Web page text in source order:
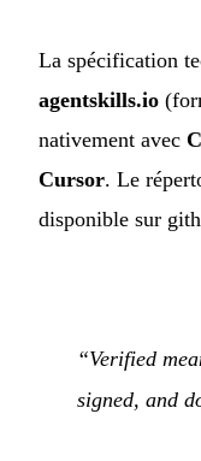
La spécification
agentskills.io
nativement avec
Cursor. Le
disponible sur
“Verified
signed, and